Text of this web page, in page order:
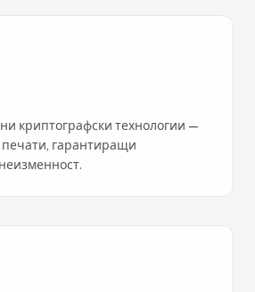
криптографски технологии —
печати, гарантиращи